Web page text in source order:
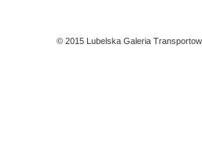
© 2015 Lubelska Galeria